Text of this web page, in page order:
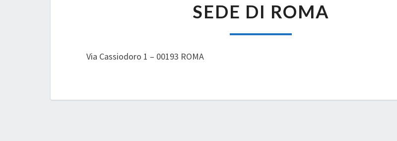
SEDE DI ROMA
Via Cassiodoro 1 – 00193 ROMA